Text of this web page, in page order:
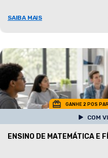
SAIBA MAIS
GANHE 2 POS
COM
ENSINO DE MATEMÁTICA E